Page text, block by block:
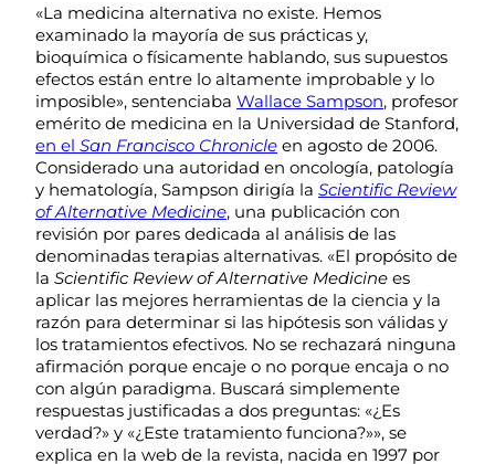
«La medicina alternativa no existe. Hemos
examinado la mayoría de sus prácticas y,
bioquímica o físicamente hablando, sus supuestos
efectos están entre lo altamente improbable y lo
imposible», sentenciaba Wallace Sampson, profesor
emérito de medicina en la Universidad de Stanford,
en el San Francisco Chronicle en agosto de 2006.
Considerado una autoridad en oncología, patología
y hematología, Sampson dirigía la Scientific Review
of Alternative Medicine, una publicación con
revisión por pares dedicada al análisis de las
denominadas terapias alternativas. «El propósito de
la Scientific Review of Alternative Medicine es
aplicar las mejores herramientas de la ciencia y la
razón para determinar si las hipótesis son válidas y
los tratamientos efectivos. No se rechazará ninguna
afirmación porque encaje o no porque encaja o no
con algún paradigma. Buscará simplemente
respuestas justificadas a dos preguntas: «¿Es
verdad?» y «¿Este tratamiento funciona?»», se
explica en la web de la revista, nacida en 1997 por